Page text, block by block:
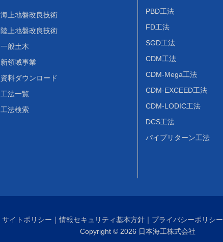
海上地盤改良技術
陸上地盤改良技術
一般土木
新領域事業
資料ダウンロード
工法一覧
工法検索
PBD工法
FD工法
SGD工法
CDM工法
CDM-Mega工法
CDM-EXCEED工法
CDM-LODIC工法
DCS工法
パイプリターン工法
サイトポリシー ｜情報セキュリティ基本方針 ｜ プライバシーポリシー
Copyright © 2026 日本海工株式会社